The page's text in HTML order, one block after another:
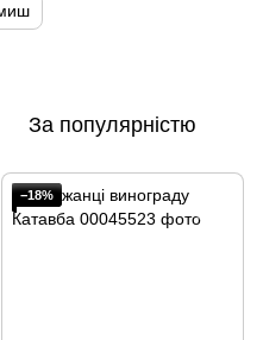
За популярністю
−18%